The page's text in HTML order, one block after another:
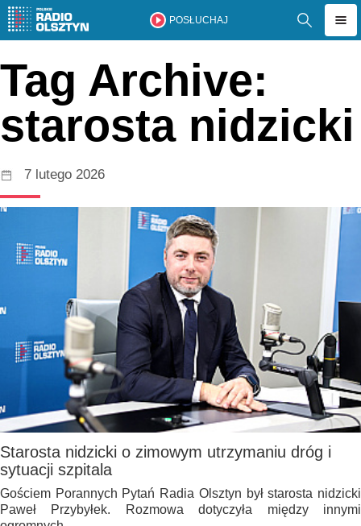
POSŁUCHAJ
Tag Archive:
starosta nidzicki
7 lutego 2026
Starosta nidzicki o zimowym utrzymaniu dróg i
sytuacji szpitala
Gościem Porannych Pytań Radia Olsztyn był starosta nidzicki
Paweł Przybyłek. Rozmowa dotyczyła między innymi